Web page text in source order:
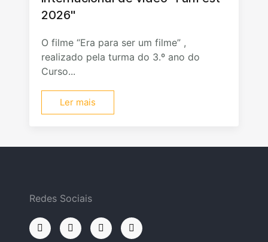
2026"
O filme “Era para ser um filme” ,
realizado pela turma do 3.º ano do
Curso...
Ler mais
Redes Sociais